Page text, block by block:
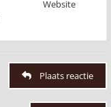
Website
Plaats reactie